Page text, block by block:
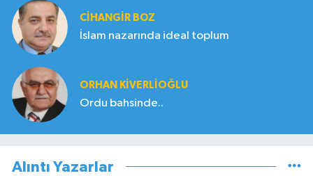
CIHANGIR BOZ
İslam nazarında ideal toplum
ORHAN KIVERLIOĞLU
Ordu bahsinde..
Alıntı Yazarlar